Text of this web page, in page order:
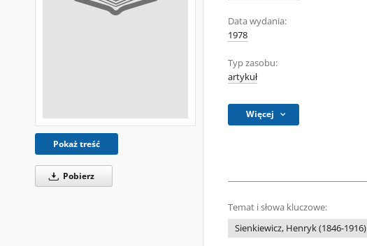
Pokaż treść
Pobierz
Data wydania:
1978
Typ zasobu:
artykuł
Więcej
Temat i słowa kluczowe:
Sienkiewicz, Henryk (1846-1916)